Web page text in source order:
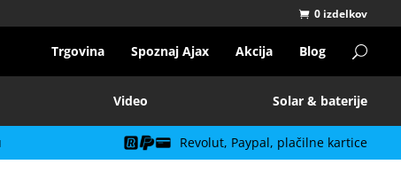
0 izdelkov
Trgovina Spoznaj Ajax Akcija Blog
Video Solar & baterije
Revolut, Paypal, plačilne kartice